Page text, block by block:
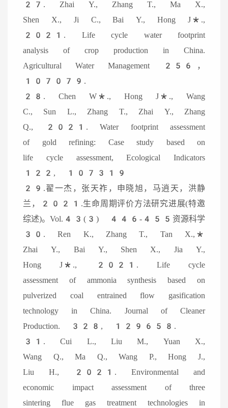
27. Zhai Y., Zhang T., Ma X.,
Shen X., Ji C., Bai Y., Hong J*.,
2021. Life cycle water footprint
analysis of crop production in China.
Agricultural Water Management 256，
107079.
28. Chen W*., Hong J*., Wang
C., Sun L., Zhang T., Zhai Y., Zhang
Q., 2021. Water footprint assessment
of gold refining: Case study based on
life cycle assessment, Ecological Indicators
122, 107319
29.翟一杰，张天祚，申晓旭，马逍天，洪静
兰，2021.生命周期评价方法研究进展(特邀
综述)。Vol.43(3) 446-455资源科学
30. Ren K., Zhang T., Tan X.,*
Zhai Y., Bai Y., Shen X., Jia Y.,
Hong J*., 2021. Life cycle
assessment of ammonia synthesis based on
pulverized coal entrained flow gasification
technology in China. Journal of Cleaner
Production. 328, 129658.
31. Cui L., Liu M., Yuan X.,
Wang Q., Ma Q., Wang P., Hong J.,
Liu H., 2021. Environmental and
economic impact assessment of three
sintering flue gas treatment technologies in